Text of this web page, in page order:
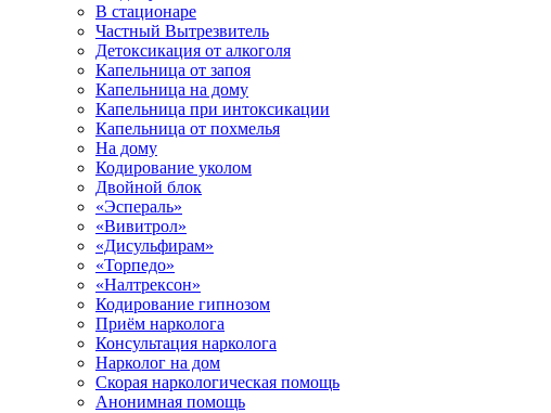
В стационаре
Частный Вытрезвитель
Детоксикация от алкоголя
Капельница от запоя
Капельница на дому
Капельница при интоксикации
Капельница от похмелья
На дому
Кодирование уколом
Двойной блок
«Эспераль»
«Вивитрол»
«Дисульфирам»
«Торпедо»
«Налтрексон»
Кодирование гипнозом
Приём нарколога
Консультация нарколога
Нарколог на дом
Скорая наркологическая помощь
Анонимная помощь